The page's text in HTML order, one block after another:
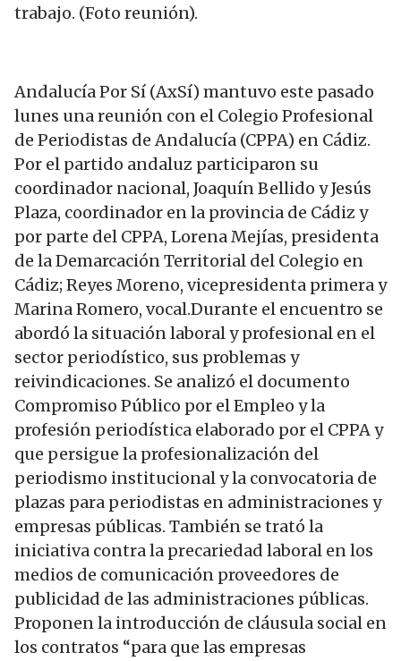
trabajo. (Foto reunión).
Andalucía Por Sí (AxSí) mantuvo este pasado
lunes una reunión con el Colegio Profesional
de Periodistas de Andalucía (CPPA) en Cádiz.
Por el partido andaluz participaron su
coordinador nacional, Joaquín Bellido y Jesús
Plaza, coordinador en la provincia de Cádiz y
por parte del CPPA, Lorena Mejías, presidenta
de la Demarcación Territorial del Colegio en
Cádiz; Reyes Moreno, vicepresidenta primera y
Marina Romero, vocal.Durante el encuentro se
abordó la situación laboral y profesional en el
sector periodístico, sus problemas y
reivindicaciones. Se analizó el documento
Compromiso Público por el Empleo y la
profesión periodística elaborado por el CPPA y
que persigue la profesionalización del
periodismo institucional y la convocatoria de
plazas para periodistas en administraciones y
empresas públicas. También se trató la
iniciativa contra la precariedad laboral en los
medios de comunicación proveedores de
publicidad de las administraciones públicas.
Proponen la introducción de cláusula social en
los contratos “para que las empresas